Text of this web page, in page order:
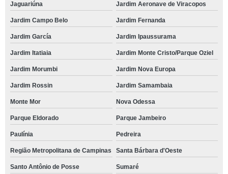
Jaguariúna Jardim Aeronave de Viracopos
Jardim Campo Belo Jardim Fernanda
Jardim García Jardim Ipaussurama
Jardim Itatiaia Jardim Monte Cristo/Parque Oziel
Jardim Morumbi Jardim Nova Europa
Jardim Rossin Jardim Samambaia
Monte Mor Nova Odessa
Parque Eldorado Parque Jambeiro
Paulínia Pedreira
Região Metropolitana de Campinas Santa Bárbara d'Oeste
Santo Antônio de Posse Sumaré